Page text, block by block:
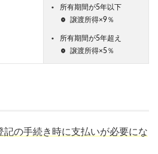
所有期間が5年以下
譲渡所得×9％
所有期間が5年超え
譲渡所得×5％
記の手続き時に支払いが必要にな